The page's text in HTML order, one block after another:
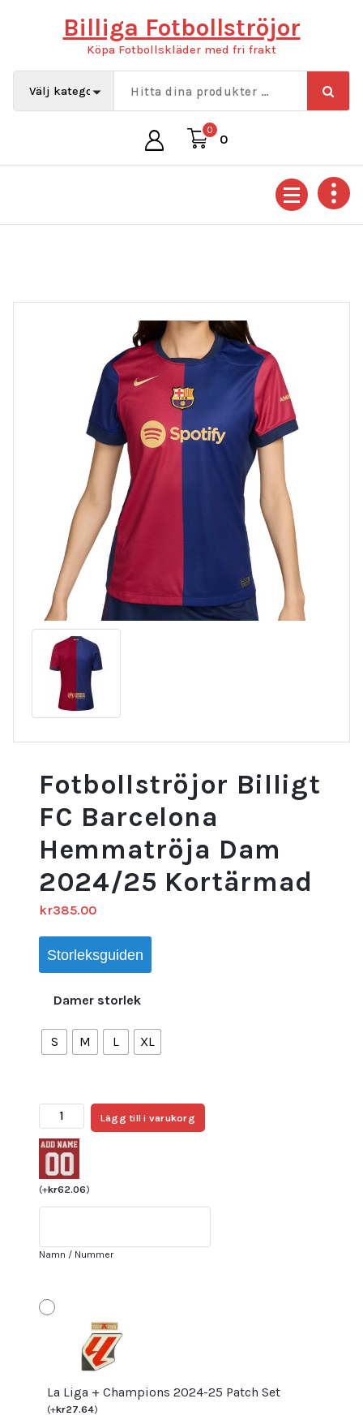
Billiga Fotbollströjor
Köpa Fotbollskläder med fri frakt
0
0
Fotbollströjor Billigt
FC Barcelona
Hemmatröja Dam
2024/25 Kortärmad
kr385.00
Storleksguiden
Damer storlek
S M L XL
Fotbollströjor
Billigt
FC
Barcelona
Hemmatröja
Dam
Kortärmad
Lägg till i varukorg
(+kr62.06)
Namn / Nummer
La Liga + Champions 2024-25 Patch Set
(+kr27.64)